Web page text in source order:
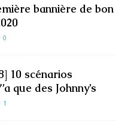
bannière de bon
0
10 scénarios
que des Johnny’s
1